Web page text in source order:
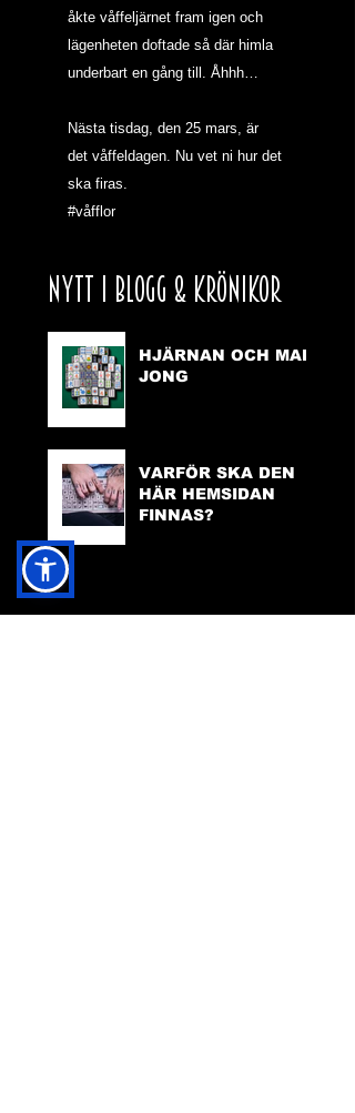
åkte våffeljärnet fram igen och
lägenheten doftade så där himla
underbart en gång till. Åhhh…
Nästa tisdag, den 25 mars, är
det våffeldagen. Nu vet ni hur det
ska firas.
#våfflor
NYTT I BLOGG & KRÖNIKOR
HJÄRNAN OCH MAH
JONG
VARFÖR SKA DEN
HÄR HEMSIDAN
FINNAS?